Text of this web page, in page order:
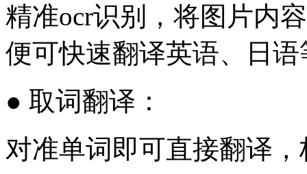
精准ocr识别，将图片内
便可快速翻译英语、日
● 取词翻译：
对准单词即可直接翻译